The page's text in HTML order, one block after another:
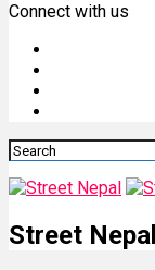
Connect with us
Street Nepal